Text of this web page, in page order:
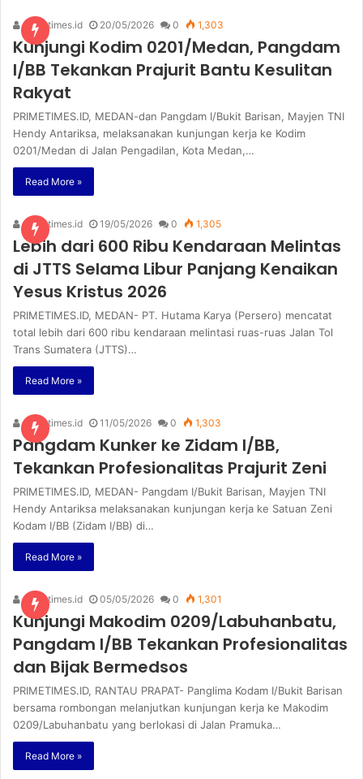
primetimes.id 20/05/2026 0 1,303
Kunjungi Kodim 0201/Medan, Pangdam
I/BB Tekankan Prajurit Bantu Kesulitan
Rakyat
PRIMETIMES.ID, MEDAN-dan Pangdam I/Bukit Barisan, Mayjen TNI
Hendy Antariksa, melaksanakan kunjungan kerja ke Kodim
0201/Medan di Jalan Pengadilan, Kota Medan,…
Read More »
primetimes.id 19/05/2026 0 1,305
Lebih dari 600 Ribu Kendaraan Melintas
di JTTS Selama Libur Panjang Kenaikan
Yesus Kristus 2026
PRIMETIMES.ID, MEDAN- PT. Hutama Karya (Persero) mencatat
total lebih dari 600 ribu kendaraan melintasi ruas-ruas Jalan Tol
Trans Sumatera (JTTS)…
Read More »
primetimes.id 11/05/2026 0 1,303
Pangdam Kunker ke Zidam I/BB,
Tekankan Profesionalitas Prajurit Zeni
PRIMETIMES.ID, MEDAN- Pangdam I/Bukit Barisan, Mayjen TNI
Hendy Antariksa melaksanakan kunjungan kerja ke Satuan Zeni
Kodam I/BB (Zidam I/BB) di…
Read More »
primetimes.id 05/05/2026 0 1,301
Kunjungi Makodim 0209/Labuhanbatu,
Pangdam I/BB Tekankan Profesionalitas
dan Bijak Bermedsos
PRIMETIMES.ID, RANTAU PRAPAT- Panglima Kodam I/Bukit Barisan
bersama rombongan melanjutkan kunjungan kerja ke Makodim
0209/Labuhanbatu yang berlokasi di Jalan Pramuka…
Read More »